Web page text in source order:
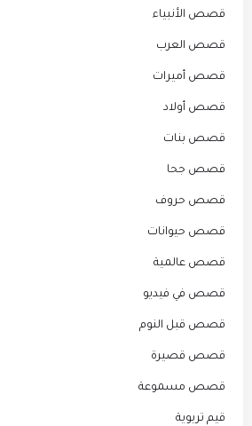
قصص الأنبياء
قصص العرب
قصص أميرات
قصص أولاد
قصص بنات
قصص جحا
قصص حروف
قصص حيوانات
قصص عالمية
قصص في فيديو
قصص قبل النوم
قصص قصيرة
قصص مسموعة
قيم تربوية